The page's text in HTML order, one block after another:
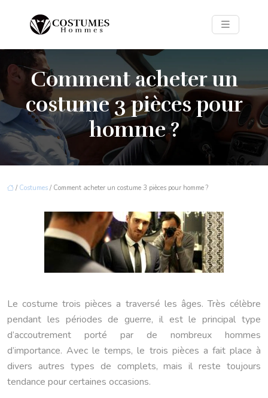
Comment acheter un
costume 3 pièces pour
homme ?
/ Costumes / Comment acheter un costume 3 pièces pour homme ?
Le costume trois pièces a traversé les âges. Très célèbre
pendant les périodes de guerre, il est le principal type
d’accoutrement porté par de nombreux hommes
d’importance. Avec le temps, le trois pièces a fait place à
divers autres types de complets, mais il reste toujours
tendance pour certaines occasions.